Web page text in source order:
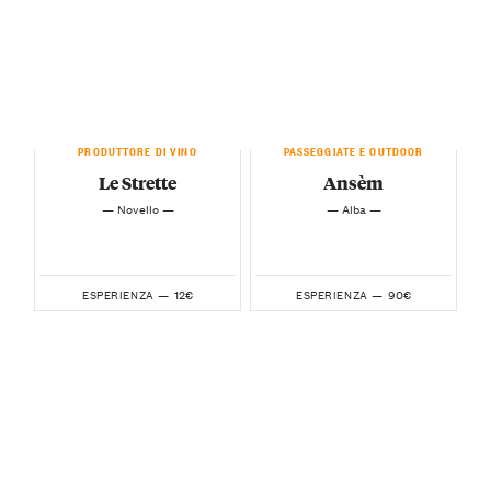
PRODUTTORE DI VINO
Le Strette
— Novello —
ESPERIENZA — 12€
PASSEGGIATE E OUTDOOR
Ansèm
— Alba —
ESPERIENZA — 90€